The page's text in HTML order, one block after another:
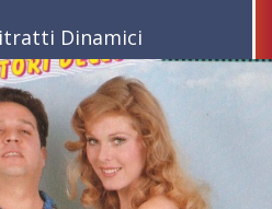
Dinamici